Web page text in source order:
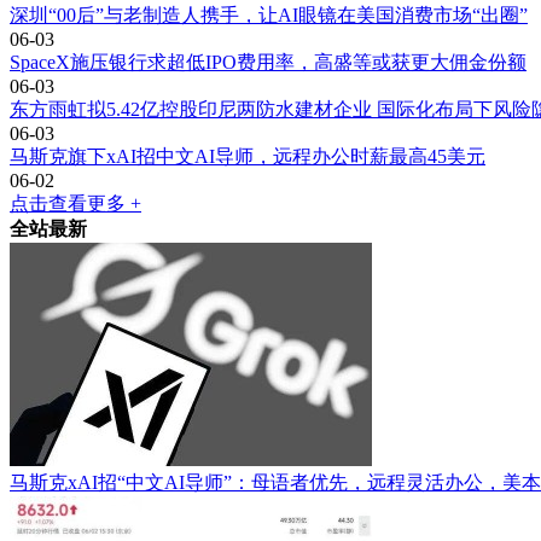
深圳“00后”与老制造人携手，让AI眼镜在美国消费市场“出圈”
06-03
SpaceX施压银行求超低IPO费用率，高盛等或获更大佣金份额
06-03
东方雨虹拟5.42亿控股印尼两防水建材企业 国际化布局下风险
06-03
马斯克旗下xAI招中文AI导师，远程办公时薪最高45美元
06-02
点击查看更多 +
全站最新
马斯克xAI招“中文AI导师”：母语者优先，远程灵活办公，美